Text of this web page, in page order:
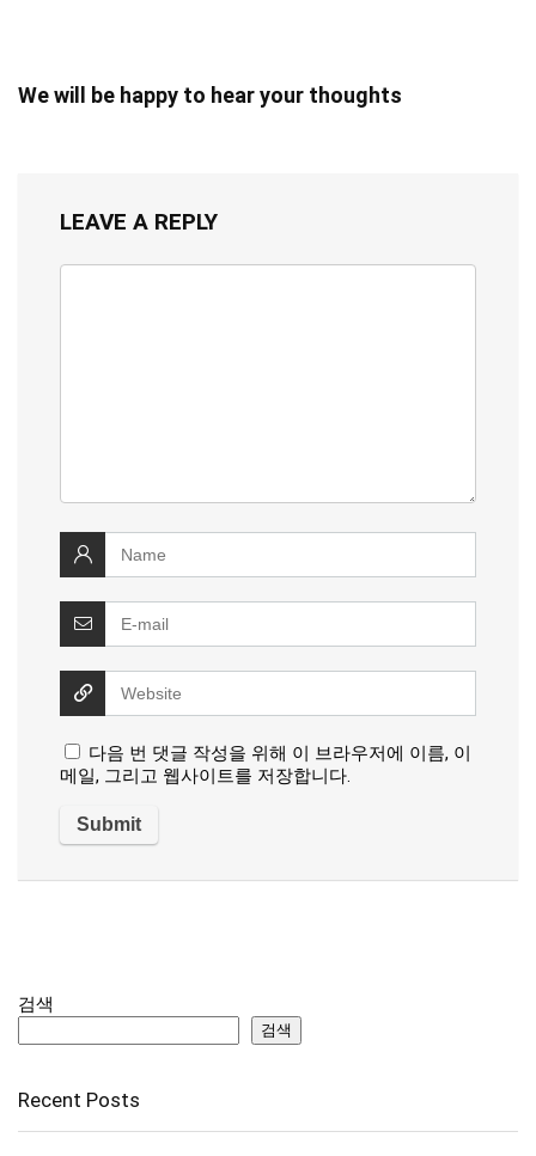
We will be happy to hear your thoughts
LEAVE A REPLY
다음 번 댓글 작성을 위해 이 브라우저에 이름, 이
메일, 그리고 웹사이트를 저장합니다.
검색
검색
Recent Posts